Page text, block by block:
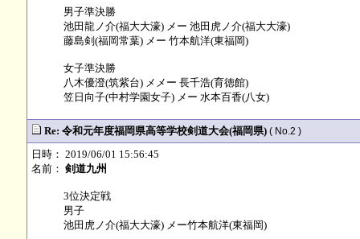
男子準決勝
池田龍ノ介(福大大濠) メー 池田虎ノ介(福大大濠)
藤島剣(福岡常葉) メー 竹本航洋(東福岡)
女子準決勝
八木優澄(筑紫台) メメー 長千浩(育徳館)
笠日向子(中村学園女子) メー 水本百香(八女)
Re: 令和元年度福岡県高等学校剣道大会(福岡県) ( No.2 )
日時： 2019/06/01 15:56:45
名前： 剣道九州
3位決定戦
男子
池田虎ノ介(福大大濠) メー竹本航洋(東福岡)